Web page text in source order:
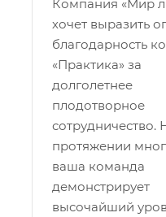
Компания «Мир
хочет выразить
благодарность
«Практика» за
долголетнее
плодотворное
сотрудничество.
протяжении
ваша команда
демонстрирует
высочайший